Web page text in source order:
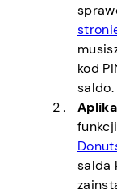
kod
saldo.
salda